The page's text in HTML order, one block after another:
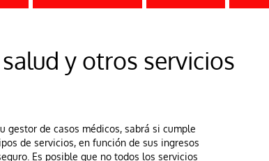
y otros servicios
gestor de casos médicos, sabrá si cumple
de servicios, en función de sus ingresos
Es posible que no todos los servicios